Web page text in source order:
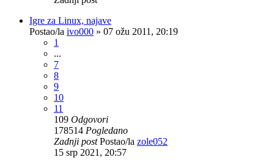
Igre za Linux, najave
Postao/la ivo000 » 07 ožu 2011, 20:19
1
...
7
8
9
10
11
109 Odgovori
178514 Pogledano
Zadnji postPostao/la zole052
15 srp 2021, 20:57